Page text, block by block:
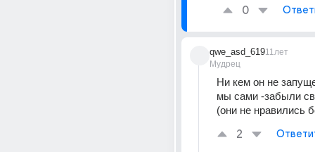
0
qwe_asd_619
Мудрец
11лет
Ни кем он не
мы сами -забыли
(они не нравились
2